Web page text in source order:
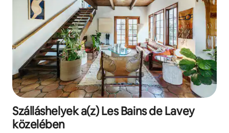
Szálláshelyek a(z) Les Bains de Lavey
közelében